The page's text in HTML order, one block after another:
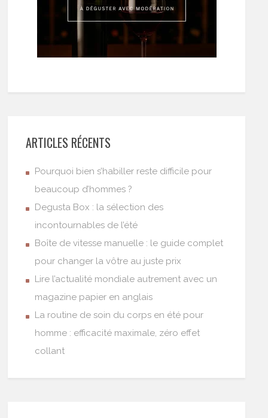
ARTICLES RÉCENTS
Pourquoi bien s’habiller reste difficile pour
beaucoup d’hommes ?
Degusta Box : la sélection des
incontournables de l’été
Boîte de vitesse manuelle : le guide complet
pour changer la vôtre au juste prix
Lire l’actualité mondiale autrement avec un
magazine papier en anglais
La routine de soin du corps en été pour
homme : efficacité maximale, zéro effet
collant